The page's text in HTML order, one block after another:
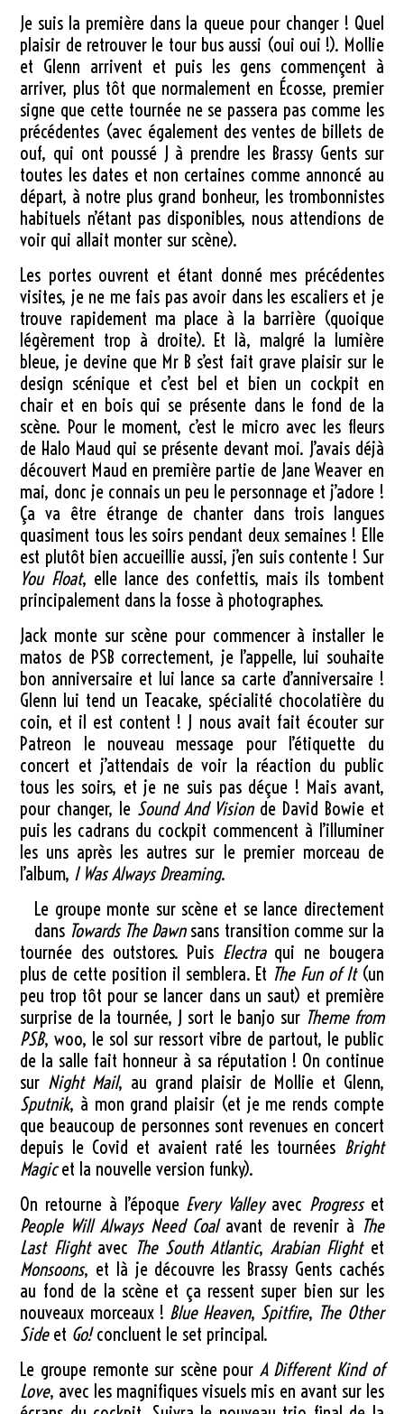
Je suis la première dans la queue pour changer ! Quel
plaisir de retrouver le tour bus aussi (oui oui !). Mollie
et Glenn arrivent et puis les gens commençent à
arriver, plus tôt que normalement en Écosse, premier
signe que cette tournée ne se passera pas comme les
précédentes (avec également des ventes de billets de
ouf, qui ont poussé J à prendre les Brassy Gents sur
toutes les dates et non certaines comme annoncé au
départ, à notre plus grand bonheur, les trombonnistes
habituels n’étant pas disponibles, nous attendions de
voir qui allait monter sur scène).
Les portes ouvrent et étant donné mes précédentes
visites, je ne me fais pas avoir dans les escaliers et je
trouve rapidement ma place à la barrière (quoique
légèrement trop à droite). Et là, malgré la lumière
bleue, je devine que Mr B s’est fait grave plaisir sur le
design scénique et c’est bel et bien un cockpit en
chair et en bois qui se présente dans le fond de la
scène. Pour le moment, c’est le micro avec les fleurs
de Halo Maud qui se présente devant moi. J’avais déjà
découvert Maud en première partie de Jane Weaver en
mai, donc je connais un peu le personnage et j’adore !
Ça va être étrange de chanter dans trois langues
quasiment tous les soirs pendant deux semaines ! Elle
est plutôt bien accueillie aussi, j’en suis contente ! Sur
You Float, elle lance des confettis, mais ils tombent
principalement dans la fosse à photographes.
Jack monte sur scène pour commencer à installer le
matos de PSB correctement, je l’appelle, lui souhaite
bon anniversaire et lui lance sa carte d’anniversaire !
Glenn lui tend un Teacake, spécialité chocolatière du
coin, et il est content ! J nous avait fait écouter sur
Patreon le nouveau message pour l’étiquette du
concert et j’attendais de voir la réaction du public
tous les soirs, et je ne suis pas déçue ! Mais avant,
pour changer, le Sound And Visionde David Bowie et
puis les cadrans du cockpit commencent à l’illuminer
les uns après les autres sur le premier morceau de
l’album, I Was Always Dreaming.
Le groupe monte sur scène et se lance directement
dans Towards The Dawnsans transition comme sur la
tournée des outstores. Puis Electraqui ne bougera
plus de cette position il semblera. Et The Fun of It(un
peu trop tôt pour se lancer dans un saut) et première
surprise de la tournée, J sort le banjo sur Theme from
PSB, woo, le sol sur ressort vibre de partout, le public
de la salle fait honneur à sa réputation ! On continue
sur Night Mail, au grand plaisir de Mollie et Glenn,
Sputnik, à mon grand plaisir (et je me rends compte
que beaucoup de personnes sont revenues en concert
depuis le Covid et avaient raté les tournées Bright
Magicet la nouvelle version funky).
On retourne à l’époque Every Valleyavec Progresset
People Will Always Need Coalavant de revenir à The
Last Flightavec The South Atlantic,Arabian Flightet
Monsoons, et là je découvre les Brassy Gents cachés
au fond de la scène et ça ressent super bien sur les
nouveaux morceaux ! Blue Heaven, Spitfire, The Other
Sideet Go!concluent le set principal.
Le groupe remonte sur scène pour A Different Kind of
Love, avec les magnifiques visuels mis en avant sur les